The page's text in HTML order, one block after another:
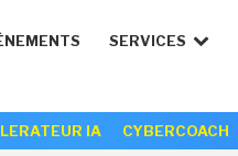
SERVICES
IA CYBERCOACH